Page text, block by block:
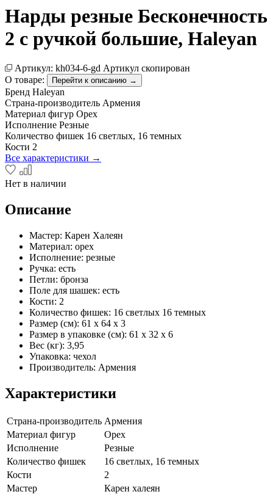
Нарды резные Бесконечность
2 с ручкой большие, Haleyan
Артикул: kh034-6-gd Артикул скопирован
О товаре:
Перейти к описанию →
Бренд Haleyan
Страна-производитель Армения
Материал фигур Орех
Исполнение Резные
Количество фишек 16 светлых, 16 темных
Кости 2
Все характеристики →
Нет в наличии
Описание
Мастер: Карен Халеян
Материал: орех
Исполнение: резные
Ручка: есть
Петли: бронза
Поле для шашек: есть
Кости: 2
Количество фишек: 16 светлых 16 темных
Размер (см): 61 x 64 x 3
Размер в упаковке (см): 61 x 32 x 6
Вес (кг): 3,95
Упаковка: чехол
Производитель: Армения
Характеристики
Страна-производитель Армения
Материал фигур
Орех
Исполнение
Резные
Количество фишек
16 светлых, 16 темных
Кости
2
Мастер
Карен халеян